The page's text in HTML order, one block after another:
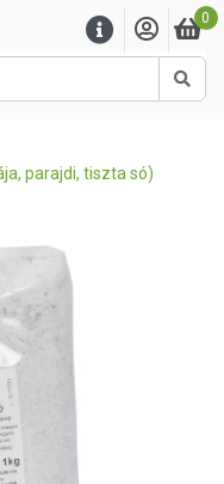
0
parajdi, tiszta só)